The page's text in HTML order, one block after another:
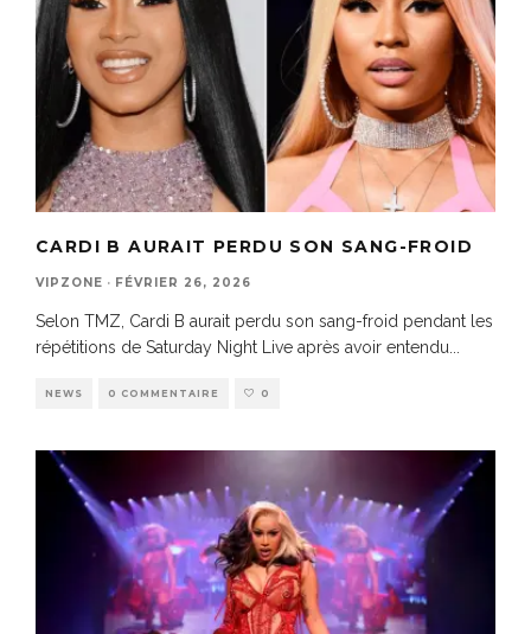
CARDI B AURAIT PERDU SON SANG-FROID
VIPZONE · FÉVRIER 26, 2026
Selon TMZ, Cardi B aurait perdu son sang-froid pendant les
répétitions de Saturday Night Live après avoir entendu
NEWS 0 COMMENTAIRE 0